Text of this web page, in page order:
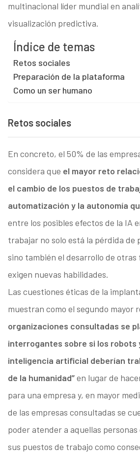
multinacional líder mundial en
visualización predictiva.
Índice de temas
Retos sociales
Preparación de la plataforma
Como un ser humano
Retos sociales
En concreto, el 50% de las
considera que el mayor reto
el cambio de los puestos de
automatización y la autonomía
entre los posibles efectos de la IA
trabajar no solo está la pérdida de
sino también el desarrollo de otras
exigen nuevas habilidades.
Las cuestiones éticas de la
muestran como el segundo mayor
organizaciones consultadas se
interrogantes sobre si los robots
inteligencia artificial deberían
de la humanidad”en lugar de
para una empresa y, en mayor
de las empresas consultadas se
poder atender a aquellas
sus puestos de trabajo como